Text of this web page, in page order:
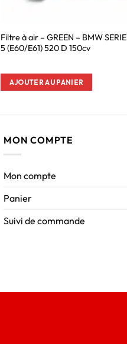
Filtre à air – GREEN – BMW SERIE
5 (E60/E61) 520 D 150cv
AJOUTER AU PANIER
MON COMPTE
Mon compte
Panier
Suivi de commande